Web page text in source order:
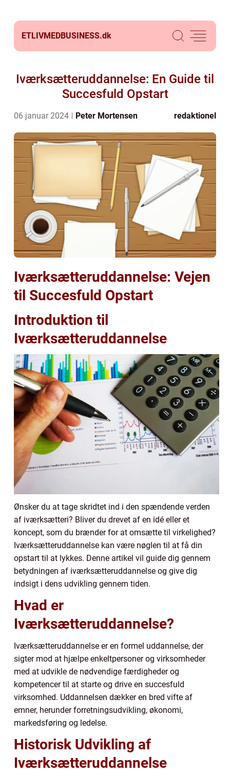
ETLIVMEDBUSINESS.dk
Iværksætteruddannelse: En Guide til
Succesfuld Opstart
06 januar 2024 Peter Mortensen redaktionel
Iværksætteruddannelse: Vejen
til Succesfuld Opstart
Introduktion til
Iværksætteruddannelse
Ønsker du at tage skridtet ind i den spændende verden
af iværksætteri? Bliver du drevet af en idé eller et
koncept, som du brænder for at omsætte til virkelighed?
Iværksætteruddannelse kan være nøglen til at få din
opstart til at lykkes. Denne artikel vil guide dig gennem
betydningen af iværksætteruddannelse og give dig
indsigt i dens udvikling gennem tiden.
Hvad er
Iværksætteruddannelse?
Iværksætteruddannelse er en formel uddannelse, der
sigter mod at hjælpe enkeltpersoner og virksomheder
med at udvikle de nødvendige færdigheder og
kompetencer til at starte og drive en succesfuld
virksomhed. Uddannelsen dækker en bred vifte af
emner, herunder forretningsudvikling, økonomi,
markedsføring og ledelse.
Historisk Udvikling af
Iværksætteruddannelse